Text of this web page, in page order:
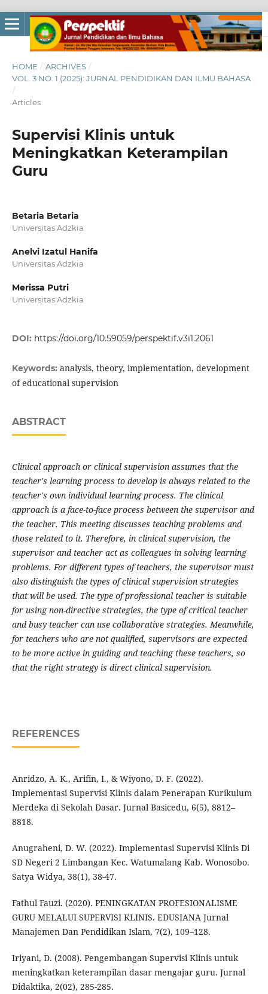
HOME / ARCHIVES /
VOL. 3 NO. 1 (2025): JURNAL PENDIDIKAN DAN ILMU BAHASA
/
Articles
Supervisi Klinis untuk
Meningkatkan Keterampilan
Guru
Betaria Betaria
Universitas Adzkia
Anelvi Izatul Hanifa
Universitas Adzkia
Merissa Putri
Universitas Adzkia
DOI: https://doi.org/10.59059/perspektif.v3i1.2061
Keywords: analysis, theory, implementation, development
of educational supervision
ABSTRACT
Clinical approach or clinical supervision assumes that the
teacher's learning process to develop is always related to the
teacher's own individual learning process. The clinical
approach is a face-to-face process between the supervisor and
the teacher. This meeting discusses teaching problems and
those related to it. Therefore, in clinical supervision, the
supervisor and teacher act as colleagues in solving learning
problems. For different types of teachers, the supervisor must
also distinguish the types of clinical supervision strategies
that will be used. The type of professional teacher is suitable
for using non-directive strategies, the type of critical teacher
and busy teacher can use collaborative strategies. Meanwhile,
for teachers who are not qualified, supervisors are expected
to be more active in guiding and teaching these teachers, so
that the right strategy is direct clinical supervision.
REFERENCES
Anridzo, A. K., Arifin, I., & Wiyono, D. F. (2022).
Implementasi Supervisi Klinis dalam Penerapan Kurikulum
Merdeka di Sekolah Dasar. Jurnal Basicedu, 6(5), 8812–
8818.
Anugraheni, D. W. (2022). Implementasi Supervisi Klinis Di
SD Negeri 2 Limbangan Kec. Watumalang Kab. Wonosobo.
Satya Widya, 38(1), 38-47.
Fathul Fauzi. (2020). PENINGKATAN PROFESIONALISME
GURU MELALUI SUPERVISI KLINIS. EDUSIANA Jurnal
Manajemen Dan Pendidikan Islam, 7(2), 109–128.
Iriyani, D. (2008). Pengembangan Supervisi Klinis untuk
meningkatkan keterampilan dasar mengajar guru. Jurnal
Didaktika, 2(02), 285-285.